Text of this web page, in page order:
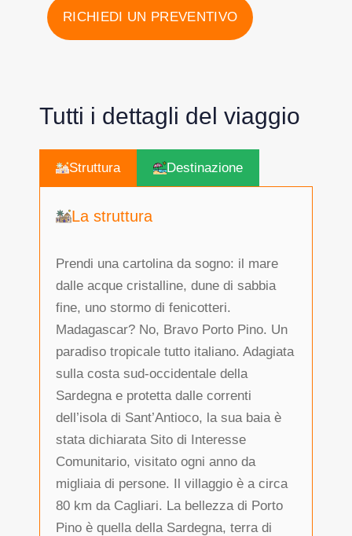
RICHIEDI UN PREVENTIVO
Tutti i dettagli del viaggio
Struttura Destinazione
La struttura
Prendi una cartolina da sogno: il mare
dalle acque cristalline, dune di sabbia
fine, uno stormo di fenicotteri.
Madagascar? No, Bravo Porto Pino. Un
paradiso tropicale tutto italiano. Adagiata
sulla costa sud-occidentale della
Sardegna e protetta dalle correnti
dell’isola di Sant’Antioco, la sua baia è
stata dichiarata Sito di Interesse
Comunitario, visitato ogni anno da
migliaia di persone. Il villaggio è a circa
80 km da Cagliari. La bellezza di Porto
Pino è quella della Sardegna, terra di